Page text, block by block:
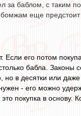
за баблом, с таким
еще предстоит
Если его потом
бабла.
но в десятки или
- его можно
покупка в